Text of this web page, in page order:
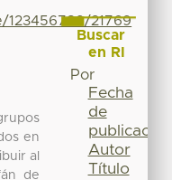
123456789/21769
en
al
de
Buscar
en RI
Por
Fecha
de
publicación
Autor
Título